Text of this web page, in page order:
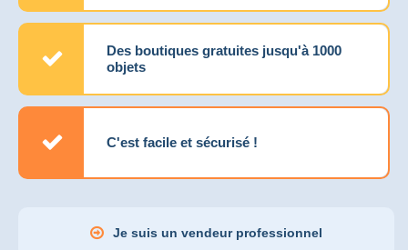
Des boutiques gratuites jusqu'à 1000
objets
C'est facile et sécurisé !
Je suis un vendeur professionnel